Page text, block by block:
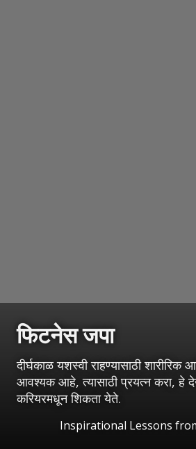
फिटनेस जपा
दीर्घकाळ यशस्वी राहण्यासाठी
आवश्यक आहे, त्यासाठी प्रयत्न करा, हे
करियरमधून शिकता येते.
Inspirational Lessons